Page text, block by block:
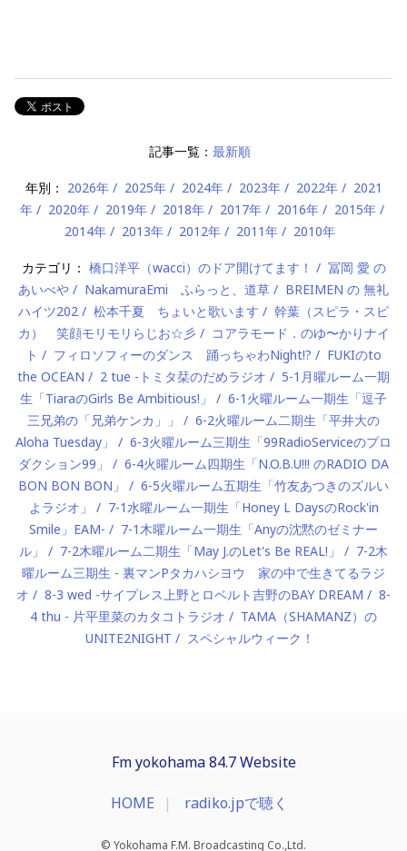
記事一覧： 最新順
年別： 2026年 2025年 2024年 2023年 2022年
2021
年
2020年 2019年 2018年 2017年 2016年
2015年
2014年
2013年 2012年 2011年 2010年
カテゴリ： 橋口洋平（wacci）のドア開けてます！
冨岡 愛 の
あいべや
NakamuraEmi ふらっと、道草
BREIMEN の 無礼
ハイツ202
松本千夏 ちょいと歌います
幹葉（スピラ・スピ
カ） 笑顔モリモリらじお☆彡
コアラモード．のゆ〜かりナイ
ト
フィロソフィーのダンス 踊っちゃわNight!?
FUKIのto
the OCEAN
2 tue -トミタ栞のだめラジオ
5-1月曜ルーム一期
生「TiaraのGirls Be Ambitious!」
6-1火曜ルーム一期生「逗子
三兄弟の「兄弟ケンカ」」
6-2火曜ルーム二期生「平井大の
Aloha Tuesday」
6-3火曜ルーム三期生「99RadioServiceのプロ
ダクション99」
6-4火曜ルーム四期生「N.O.B.U!!! のRADIO DA
BON BON BON」
6-5火曜ルーム五期生「竹友あつきのズルい
よラジオ」
7-1水曜ルーム一期生「Honey L DaysのRock'in
Smile」EAM-
7-1木曜ルーム一期生「Anyの沈黙のゼミナー
ル」
7-2木曜ルーム二期生「May J.のLet's Be REAL!」
7-2木
曜ルーム三期生 - 裏マンPタカハシヨウ 家の中で生きてるラジ
オ
8-3 wed -サイプレス上野とロベルト吉野のBAY DREAM
8-
4 thu - 片平里菜のカタコトラジオ
TAMA（SHAMANZ）の
UNITE2NIGHT
スペシャルウィーク！
Fm yokohama 84.7 Website
HOME radiko.jpで聴く
© Yokohama F.M. Broadcasting Co.,Ltd.